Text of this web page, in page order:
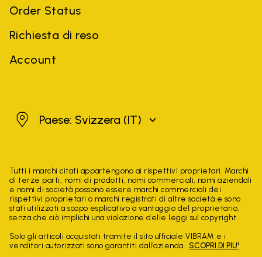
Order Status
Richiesta di reso
Account
SvizzeraPaese: Svizzera (IT)
Tutti i marchi citati appartengono ai rispettivi proprietari. Marchi
di terze parti, nomi di prodotti, nomi commerciali, nomi aziendali
e nomi di società possono essere marchi commerciali dei
rispettivi proprietari o marchi registrati di altre società e sono
stati utilizzati a scopo esplicativo a vantaggio del proprietario,
senza che ciò implichi una violazione delle leggi sul copyright.
Solo gli articoli acquistati tramite il sito ufficiale VIBRAM e i
venditori autorizzati sono garantiti dall'azienda. SCOPRI DI PIU'